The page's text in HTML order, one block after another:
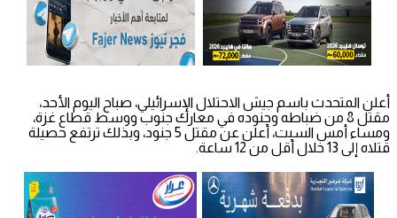
أعلن المتحدث باسم جيش الاحتلال الإسرائيلي، صباح اليوم الأحد،
مقتل 8 من ضباطه وجنوده في معارك جنوب ووسط قطاع غزة،
ومساء أمس السبت، أعلن عن مقتل 5 جنود، وبذلك ترتفع حصيلة
قتلاه إلى 13 خلال أقل من 12 ساعة.